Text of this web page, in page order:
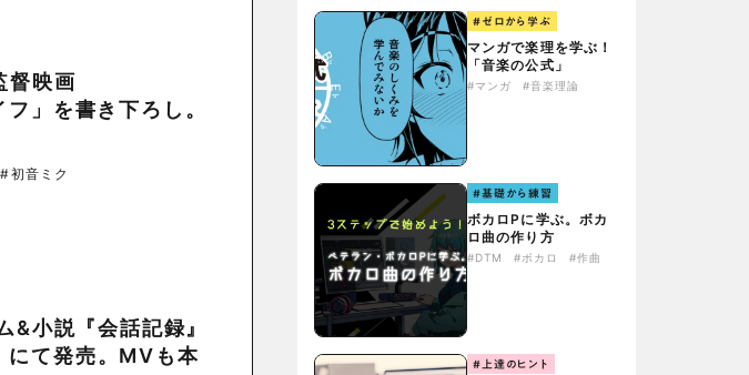
督映画
」を書き下ろし。
#初音ミク
小説『会話記録』
て発売。MVも本
#ゼロから学ぶ
マンガで楽理を学ぶ！
「音楽の公式」
#マンガ #音楽理論
#基礎から練習
ボカロPに学ぶ。ボカ
ロ曲の作り方
#DTM #ボカロ #作曲
#上達のヒント